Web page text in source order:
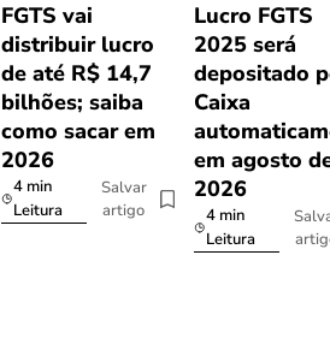
FGTS vai
distribuir lucro
de até R$ 14,7
bilhões; saiba
como sacar em
2026
4 min
Leitura
Salvar
artigo
Lucro FGTS
2025 será
depositado
Caixa
em agosto
2026
4 min
Leitura